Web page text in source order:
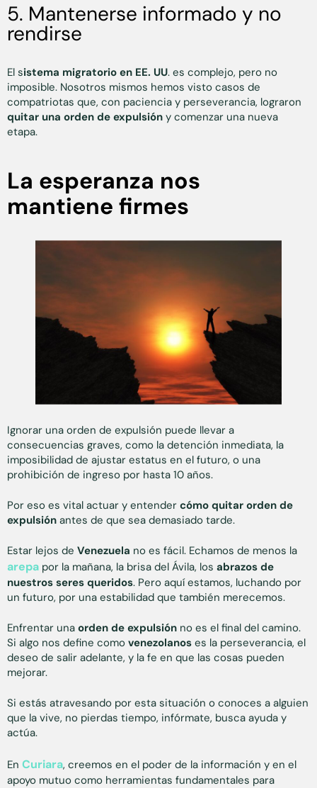
5. Mantenerse informado y no
rendirse
El sistema migratorio en EE. UU. es complejo, pero no
imposible. Nosotros mismos hemos visto casos de
compatriotas que, con paciencia y perseverancia, lograron
quitar una orden de expulsión y comenzar una nueva
etapa.
La esperanza nos
mantiene firmes
Ignorar una orden de expulsión puede llevar a
consecuencias graves, como la detención inmediata, la
imposibilidad de ajustar estatus en el futuro, o una
prohibición de ingreso por hasta 10 años.
Por eso es vital actuar y entender cómo quitar orden de
expulsión antes de que sea demasiado tarde.
Estar lejos de Venezuela no es fácil. Echamos de menos la
arepa por la mañana, la brisa del Ávila, los abrazos de
nuestros seres queridos. Pero aquí estamos, luchando por
un futuro, por una estabilidad que también merecemos.
Enfrentar una orden de expulsión no es el final del camino.
Si algo nos define como venezolanos es la perseverancia, el
deseo de salir adelante, y la fe en que las cosas pueden
mejorar.
Si estás atravesando por esta situación o conoces a alguien
que la vive, no pierdas tiempo, infórmate, busca ayuda y
actúa.
En Curiara, creemos en el poder de la información y en el
apoyo mutuo como herramientas fundamentales para